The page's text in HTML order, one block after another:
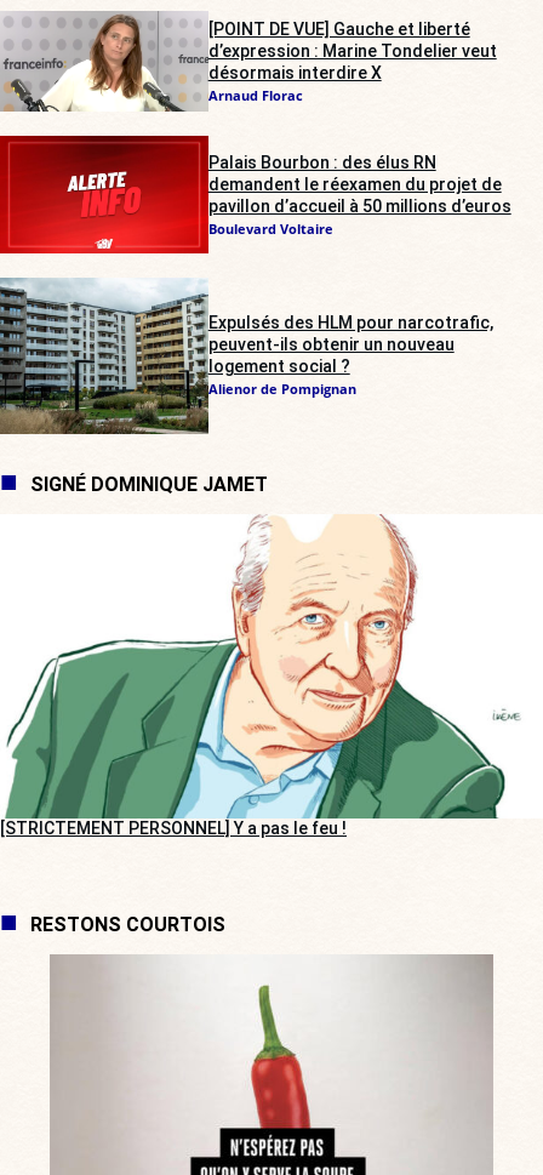
[POINT DE VUE] Gauche et liberté
d’expression : Marine Tondelier veut
désormais interdire X
Arnaud Florac
Palais Bourbon : des élus RN
demandent le réexamen du projet de
pavillon d’accueil à 50 millions d’euros
Boulevard Voltaire
Expulsés des HLM pour narcotrafic,
peuvent-ils obtenir un nouveau
logement social ?
Alienor de Pompignan
SIGNÉ DOMINIQUE JAMET
[STRICTEMENT PERSONNEL] Y a pas le feu !
RESTONS COURTOIS